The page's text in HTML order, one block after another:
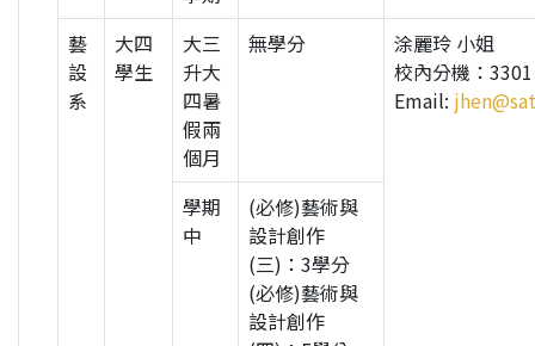
藝
設
系
大四
學生
大三
升大
四暑
假兩
個月
無學分
涂麗玲 小姐
校內分機：3301
Email:
學期
中
(必修)藝術與
設計創作
(三)：3學分
(必修)藝術與
設計創作